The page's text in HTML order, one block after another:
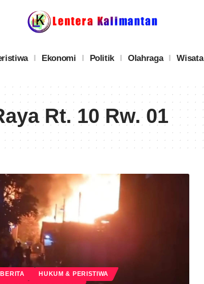
Ekonomi Politik Olahraga Wisata
Rt. 10 Rw. 01
BERITA HUKUM & PERISTIWA